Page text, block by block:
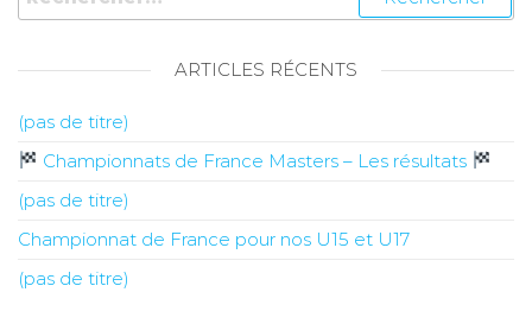
ARTICLES RÉCENTS
(pas de titre)
Championnats de France Masters – Les résultats
(pas de titre)
Championnat de France pour nos U15 et U17
(pas de titre)